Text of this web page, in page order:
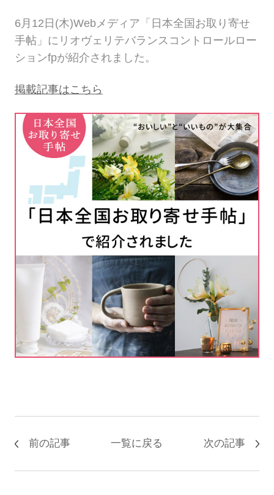
6月12日(木)Webメディア「日本全国お取り寄せ
手帖」にリオヴェリテバランスコントロールロー
ションfpが紹介されました。
掲載記事はこちら
前の記事 一覧に戻る 次の記事